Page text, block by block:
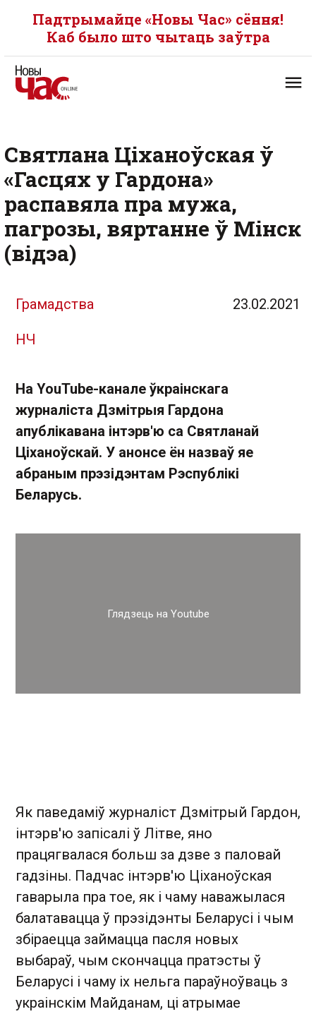
Падтрымайце «Новы Час» сёння!
Каб было што чытаць заўтра
Святлана Ціханоўская ў
«Гасцях у Гардона»
распавяла пра мужа,
пагрозы, вяртанне ў Мінск
(відэа)
Грамадства 23.02.2021
НЧ
На YouTube-канале ўкраінскага
журналіста Дзмітрыя Гардона
апублікавана інтэрв'ю са Святланай
Ціханоўскай. У анонсе ён назваў яе
абраным прэзідэнтам Рэспублікі
Беларусь.
Глядзець на Youtube
Як паведаміў журналіст Дзмітрый Гардон,
інтэрв'ю запісалі ў Літве, яно
працягвалася больш за дзве з паловай
гадзіны. Падчас інтэрв'ю Ціханоўская
гаварыла пра тое, як і чаму наважылася
балатавацца ў прэзідэнты Беларусі і чым
збіраецца займацца пасля новых
выбараў, чым скончацца пратэсты ў
Беларусі і чаму іх нельга параўноўваць з
украінскім Майданам, ці атрымае